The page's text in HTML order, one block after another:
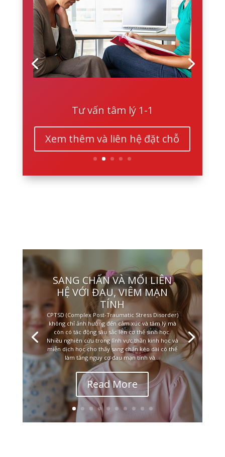
Tư vấn tâm lý 1-1
Xem thêm và liên hệ đặt chỗ
SANG CHẤN VÀ MỐI LIÊN
HỆ VỚI ĐAU, VIÊM MẠN
TÍNH
CPTSD (Complex Post-Traumatic Stress Disorder)
không chỉ ảnh hưởng đến cảm xúc và tâm lý mà
còn có tác động sâu sắc lên cơ thể sinh học.
Nhiều nghiên cứu trong lĩnh vực thần kinh học và
miễn dịch học cho thấy sang chấn kéo dài có thể
làm tăng nguy cơ đau mạn tính và...
Read More